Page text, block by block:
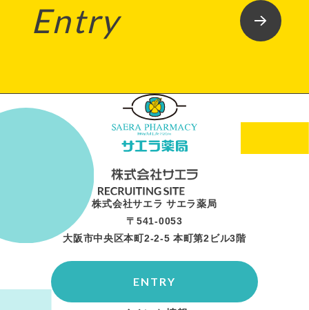
Entry
株式会社サエラ サエラ薬局
〒541-0053
大阪市中央区本町2-2-5 本町第2ビル3階
ENTRY